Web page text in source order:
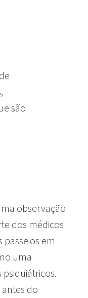
são
observação
dos médicos
passeios em
uma
antes do